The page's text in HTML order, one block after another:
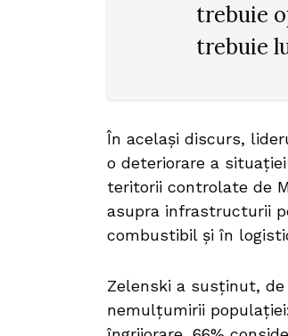
trebuie
trebuie
În același discurs,
o deteriorare a
teritorii controlate de
asupra infrastructurii
combustibil și în
Zelenski a susținut,
nemulțumirii